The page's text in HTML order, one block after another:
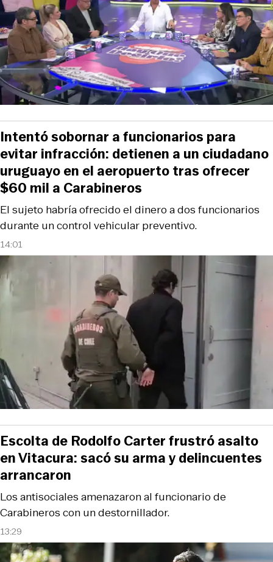
14:01
El sujeto habría ofrecido el dinero a dos funcionarios
durante un control vehicular preventivo.
Intentó sobornar a funcionarios para
evitar infracción: detienen a un ciudadano
uruguayo en el aeropuerto tras ofrecer
$60 mil a Carabineros
13:29
Los antisociales amenazaron al funcionario de
Carabineros con un destornillador.
Escolta de Rodolfo Carter frustró asalto
en Vitacura: sacó su arma y delincuentes
arrancaron